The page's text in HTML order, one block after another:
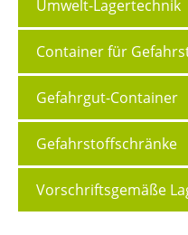
Umwelt-Lagertechnik
Container für
Gefahrgut-Container
Gefahrstoffschränke
Vorschriftsgemäße